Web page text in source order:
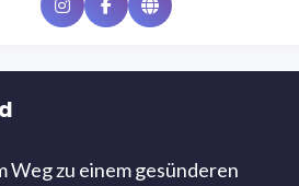
InstagramFacebookWebsite
Weg zu einem gesünderen